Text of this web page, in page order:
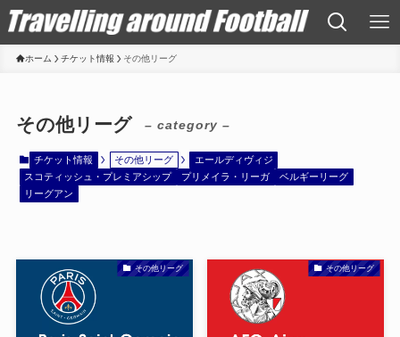
ホーム チケット情報 その他リーグ
その他リーグ – category –
チケット情報 その他リーグ
エールディヴィジ
スコティッシュ・プレミアシップ
プリメイラ・リーガ
ベルギーリーグ
リーグアン
その他リーグ その他リーグ